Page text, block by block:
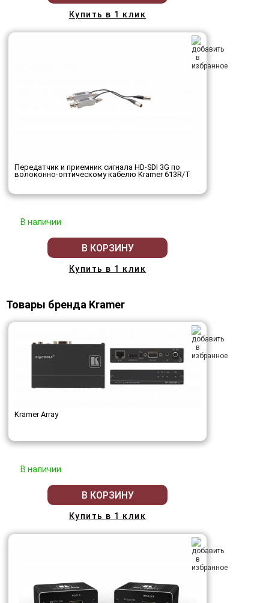
Купить в 1 клик
Передатчик и приемник сигнала HD-SDI 3G по
волоконно-оптическому кабелю Kramer 613R/T
В наличии
В КОРЗИНУ
Купить в 1 клик
Товары бренда Kramer
Kramer Array
В наличии
В КОРЗИНУ
Купить в 1 клик